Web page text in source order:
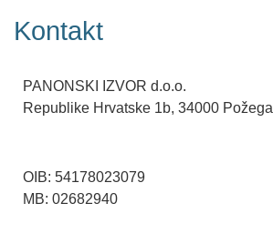
Kontakt
PANONSKI IZVOR d.o.o.
Republike Hrvatske 1b, 34000 Požega
OIB: 54178023079
MB: 02682940